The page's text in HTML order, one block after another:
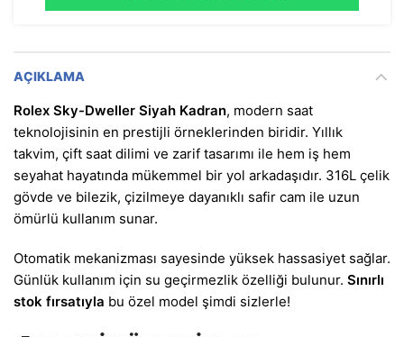
AÇIKLAMA
Rolex Sky-Dweller Siyah Kadran, modern saat
teknolojisinin en prestijli örneklerinden biridir. Yıllık
takvim, çift saat dilimi ve zarif tasarımı ile hem iş hem
seyahat hayatında mükemmel bir yol arkadaşıdır. 316L çelik
gövde ve bilezik, çizilmeye dayanıklı safir cam ile uzun
ömürlü kullanım sunar.
Otomatik mekanizması sayesinde yüksek hassasiyet sağlar.
Günlük kullanım için su geçirmezlik özelliği bulunur. Sınırlı
stok fırsatıyla bu özel model şimdi sizlerle!